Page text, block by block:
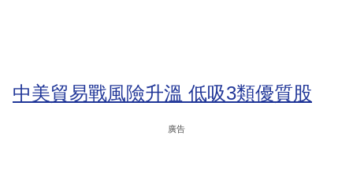
中美貿易戰風險升溫 低吸3類優質股
廣告